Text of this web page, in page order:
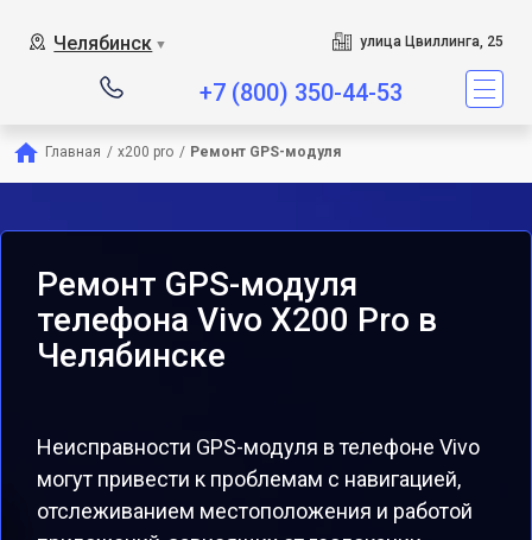
Челябинск ▼ улица Цвиллинга, 25
+7 (800) 350-44-53
Главная / x200 pro / Ремонт GPS-модуля
Ремонт GPS-модуля
телефона Vivo X200 Pro в
Челябинске
Неисправности GPS-модуля в телефоне Vivo
могут привести к проблемам с навигацией,
отслеживанием местоположения и работой